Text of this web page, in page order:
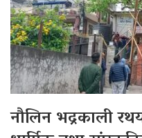
नौलिन भद्रकाली